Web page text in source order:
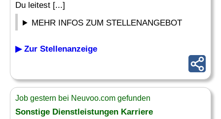
Du leitest [...]
MEHR INFOS ZUM STELLENANGEBOT
▶ Zur Stellenanzeige
Job gestern bei Neuvoo.com gefunden
Sonstige Dienstleistungen Karriere